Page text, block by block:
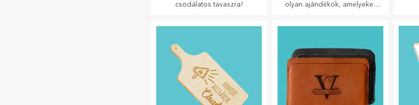
csodálatos tavaszra!
olyan ajándékok, amelyeket